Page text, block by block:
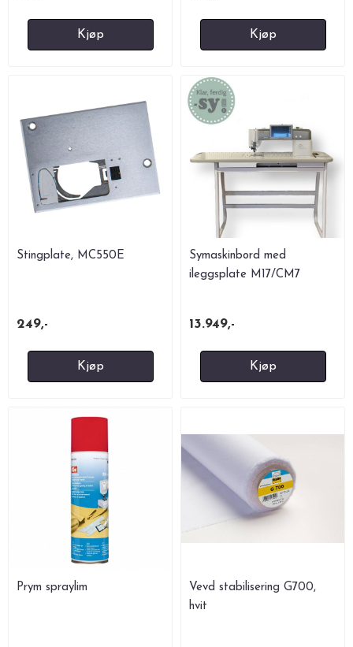
Kjøp Kjøp
Stingplate, MC550E
249,-
Kjøp
Symaskinbord med
ileggsplate M17/CM7
13.949,-
Kjøp
Prym spraylim
Vevd stabilisering G700,
hvit